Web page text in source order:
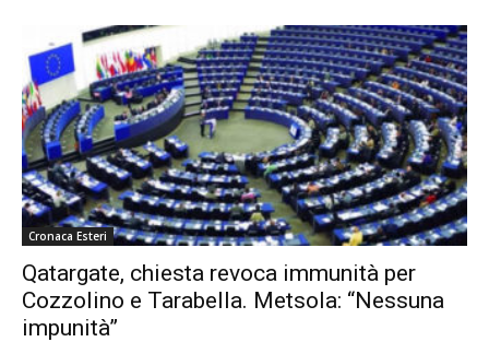
Cronaca Esteri
Qatargate, chiesta revoca immunità per
Cozzolino e Tarabella. Metsola: “Nessuna
impunità”